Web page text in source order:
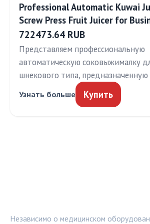
Professional Automatic Kuwai
Screw Press Fruit Juicer for
722473.64 RUB
Представляем профессиональную
автоматическую соковыжималку
шнекового типа,
Узнать больше Купить
Независимо о медицинском